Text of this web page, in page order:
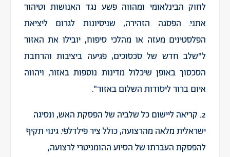
לחוק הבינלאומי ומהווה פשע נגד האנושות וטיהור
אתני. הפסגה הזהירה, שניסיונות לגרום ליציאת
הפלסטינים מעזה או מהלכי סיפוח, יובילו את האזור
ל"שלב חדש של סכסוכים, פגיעה ביציבות והרחבת
הסכסוך באופן שיכלול מדינות נוספות באזור, ויהווה
איום ברור ליסודות השלום באזור".
2. קריאה ליישום כל שלביה של הפסקת האש, ונסיגה
ישראלית מלאה מהרצועה, כולל ציר פילדלפי. גינוי תקיף
להפסקת העברתו של הסיוע ההומניטרי לרצועה,